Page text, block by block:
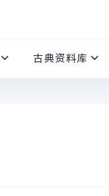
古典资料库